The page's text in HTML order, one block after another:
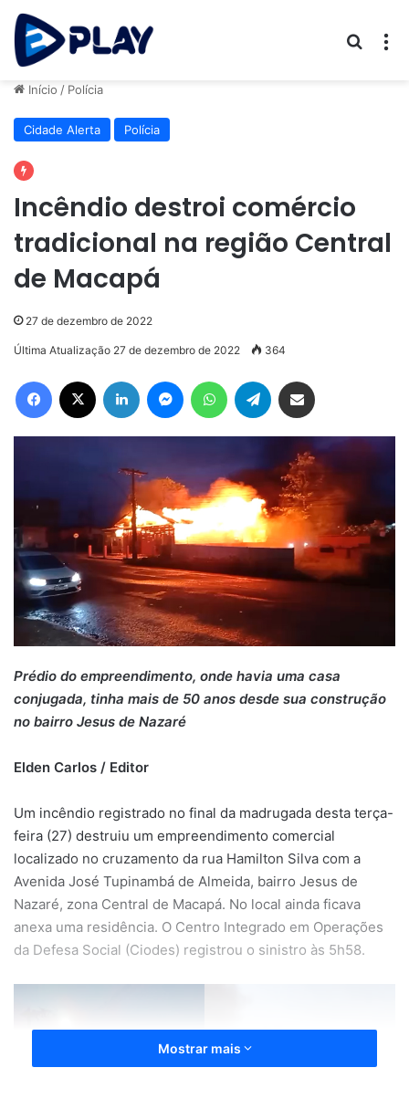
Início / Polícia
Cidade Alerta Polícia
Incêndio destroi comércio
tradicional na região Central
de Macapá
27 de dezembro de 2022
Última Atualização 27 de dezembro de 2022 364
Facebook Linkedin MessengerWhatsAppTelegram
Prédio do empreendimento, onde havia uma casa
conjugada, tinha mais de 50 anos desde sua construção
no bairro Jesus de Nazaré
Elden Carlos / Editor
Um incêndio registrado no final da madrugada desta terça-
feira (27) destruiu um empreendimento comercial
localizado no cruzamento da rua Hamilton Silva com a
Avenida José Tupinambá de Almeida, bairro Jesus de
Nazaré, zona Central de Macapá. No local ainda ficava
anexa uma residência. O Centro Integrado em Operações
da Defesa Social (Ciodes) registrou o sinistro às 5h58.
Mostrar mais